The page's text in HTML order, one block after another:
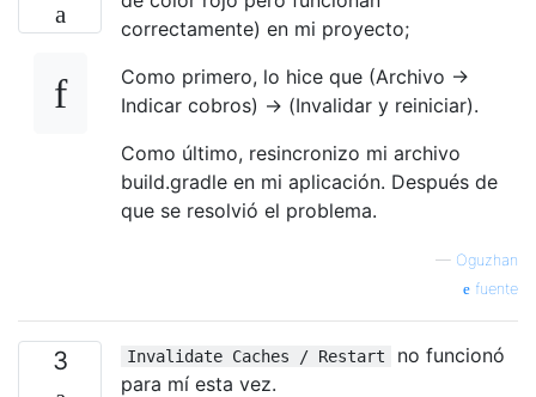
correctamente) en mi proyecto;
Como primero, lo hice que (Archivo ->
Indicar cobros) -> (Invalidar y reiniciar).
Como último, resincronizo mi archivo
build.gradle en mi aplicación. Después de
que se resolvió el problema.
— Oguzhan
fuente
3 Invalidate Caches / Restart
no funcionó
para mí esta vez.